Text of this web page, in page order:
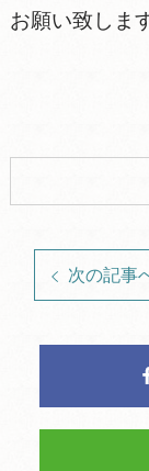
お願い致しま
次の記事